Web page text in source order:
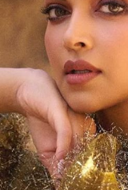
तो उनके पास
के साथ कीमत बढ़
5 सीरीज और